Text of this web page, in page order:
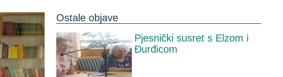
Ostale objave
Pjesnički susret s Elzom i
Đurđicom